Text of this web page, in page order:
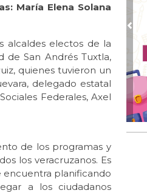
María Elena Solana
alcaldes electos de la
de San Andrés Tuxtla,
quienes tuvieron un
delegado estatal
Federales, Axel
de los programas y
los veracruzanos. Es
encuentra planificando
a los ciudadanos
a